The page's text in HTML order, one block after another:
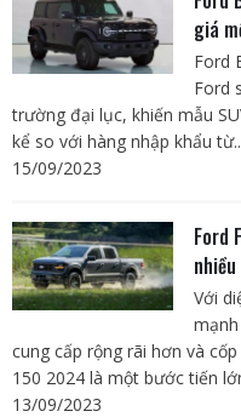
giá
Ford
Ford
trường đại lục, khiến mẫu
kể so với hàng nhập khẩu
15/09/2023
Ford
Với
cung cấp rộng rãi hơn và
150 2024 là một bước tiến
13/09/2023